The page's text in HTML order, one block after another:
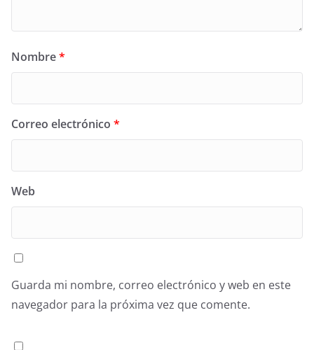
Nombre*
Correo electrónico *
Web
Guarda mi nombre, correo electrónico y web en este
navegador para la próxima vez que comente.